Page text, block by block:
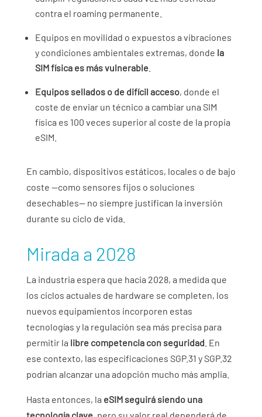
contra el roaming permanente.
Equipos en movilidad o expuestos a vibraciones
y condiciones ambientales extremas, donde la
SIM física es más vulnerable.
Equipos sellados o de difícil acceso, donde el
coste de enviar un técnico a cambiar una SIM
física es 100 veces superior al coste de la propia
eSIM.
En cambio, dispositivos estáticos, locales o de bajo
coste —como sensores fijos o soluciones
desechables— no siempre justifican la inversión
durante su ciclo de vida.
Mirada a 2028
La industria espera que hacia 2028, a medida que
los ciclos actuales de hardware se completen, los
nuevos equipamientos incorporen estas
tecnologías y la regulación sea más precisa para
permitir la libre competencia con seguridad . En
ese contexto, las especificaciones SGP.31 y SGP.32
podrían alcanzar una adopción mucho más amplia.
Hasta entonces, la eSIM seguirá siendo una